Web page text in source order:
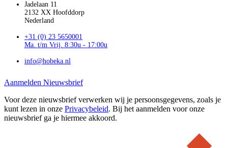
Jadelaan 11
2132 XX Hoofddorp
Nederland
+31 (0) 23 5650001
Ma. t/m Vrij. 8:30u - 17:00u
info@hobeka.nl
Aanmelden Nieuwsbrief
Voor deze nieuwsbrief verwerken wij je persoonsgegevens, zoals je
kunt lezen in onze Privacybeleid. Bij het aanmelden voor onze
nieuwsbrief ga je hiermee akkoord.